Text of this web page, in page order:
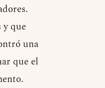
y que
una
que el